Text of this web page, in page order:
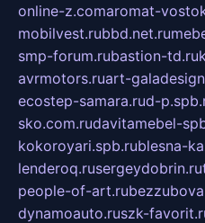
online-z.comaromat-
mobilvest.rubbd.net.ru
smp-forum.rubastion-td.ru
avrmotors.ruart-
ecostep-samara.rud-
sko.com.rudavitamebel-
kokoroyari.spb.rublesna-
lenderoq.rusergeydobrin.ru
people-of-art.ru
dynamoauto.ruszk-